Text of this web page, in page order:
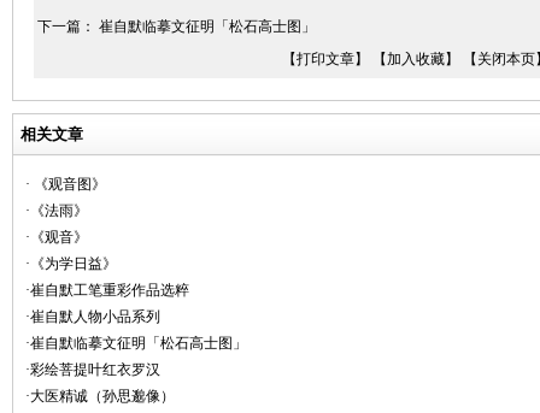
下一篇： 崔自默临摹文征明「松石高士图」
【打印文章】
【加入收藏】 【关闭本页
相关文章
· 《观音图》
·《法雨》
·《观音》
·《为学日益》
·崔自默工笔重彩作品选粹
·崔自默人物小品系列
·崔自默临摹文征明「松石高士图」
·彩绘菩提叶红衣罗汉
·大医精诚（孙思邈像）